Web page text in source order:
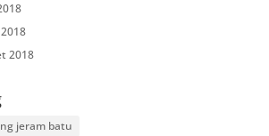
2018
jeram batu